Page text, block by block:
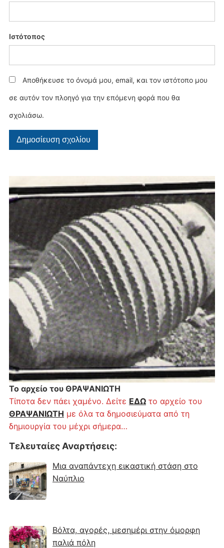
Το αρχείο του ΘΡΑΨΑΝΙΩΤΗ
Τίποτα δεν πάει χαμένο. Δείτε ΕΔΩτο αρχείο του
ΘΡΑΨΑΝΙΩΤΗ με όλα τα δημοσιεύματα από τη
δημιουργία του μέχρι σήμερα…
Τελευταίες Αναρτήσεις:
Μια αναπάντεχη εικαστική στάση στο
Ναύπλιο
Βόλτα, αγορές, μεσημέρι στην όμορφη
παλιά πόλη
Ιστότοπος
Αποθήκευσε το όνομά μου, email, και τον ιστότοπο μου
σε αυτόν τον πλοηγό για την επόμενη φορά που θα
σχολιάσω.